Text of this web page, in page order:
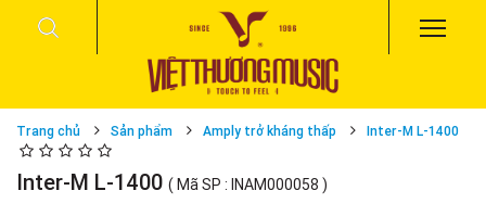
Trang chủ Sản phẩm Amply trở kháng thấp Inter-M L-1400
Inter-M L-1400 ( Mã SP : INAM000058 )